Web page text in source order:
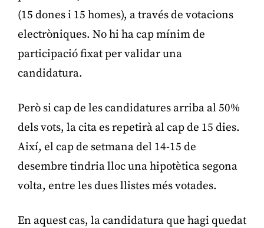
(15 dones i 15 homes), a través de votacions
electròniques. No hi ha cap mínim de
participació fixat per validar una
candidatura.
Però si cap de les candidatures arriba al 50%
dels vots, la cita es repetirà al cap de 15 dies.
Així, el cap de setmana del 14-15 de
desembre tindria lloc una hipotètica segona
volta, entre les dues llistes més votades.
En aquest cas, la candidatura que hagi quedat